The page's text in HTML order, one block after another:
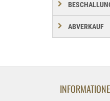
ABVERKAUF